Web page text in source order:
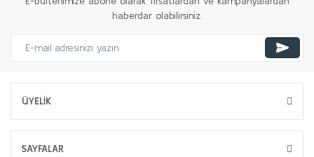
haberdar olabilirsiniz.
ÜYELİK
SAYFALAR